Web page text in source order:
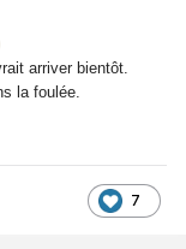
arriver bientôt.
la foulée.
7